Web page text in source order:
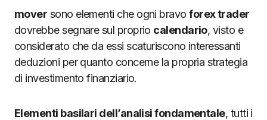
mover sono elementi che ogni bravoforex trader
dovrebbe segnare sul proprio calendario, visto e
considerato che da essi scaturiscono interessanti
deduzioni per quanto concerne la propria strategia
di investimento finanziario.
Elementi basilari dell’analisi fondamentale, tutti i